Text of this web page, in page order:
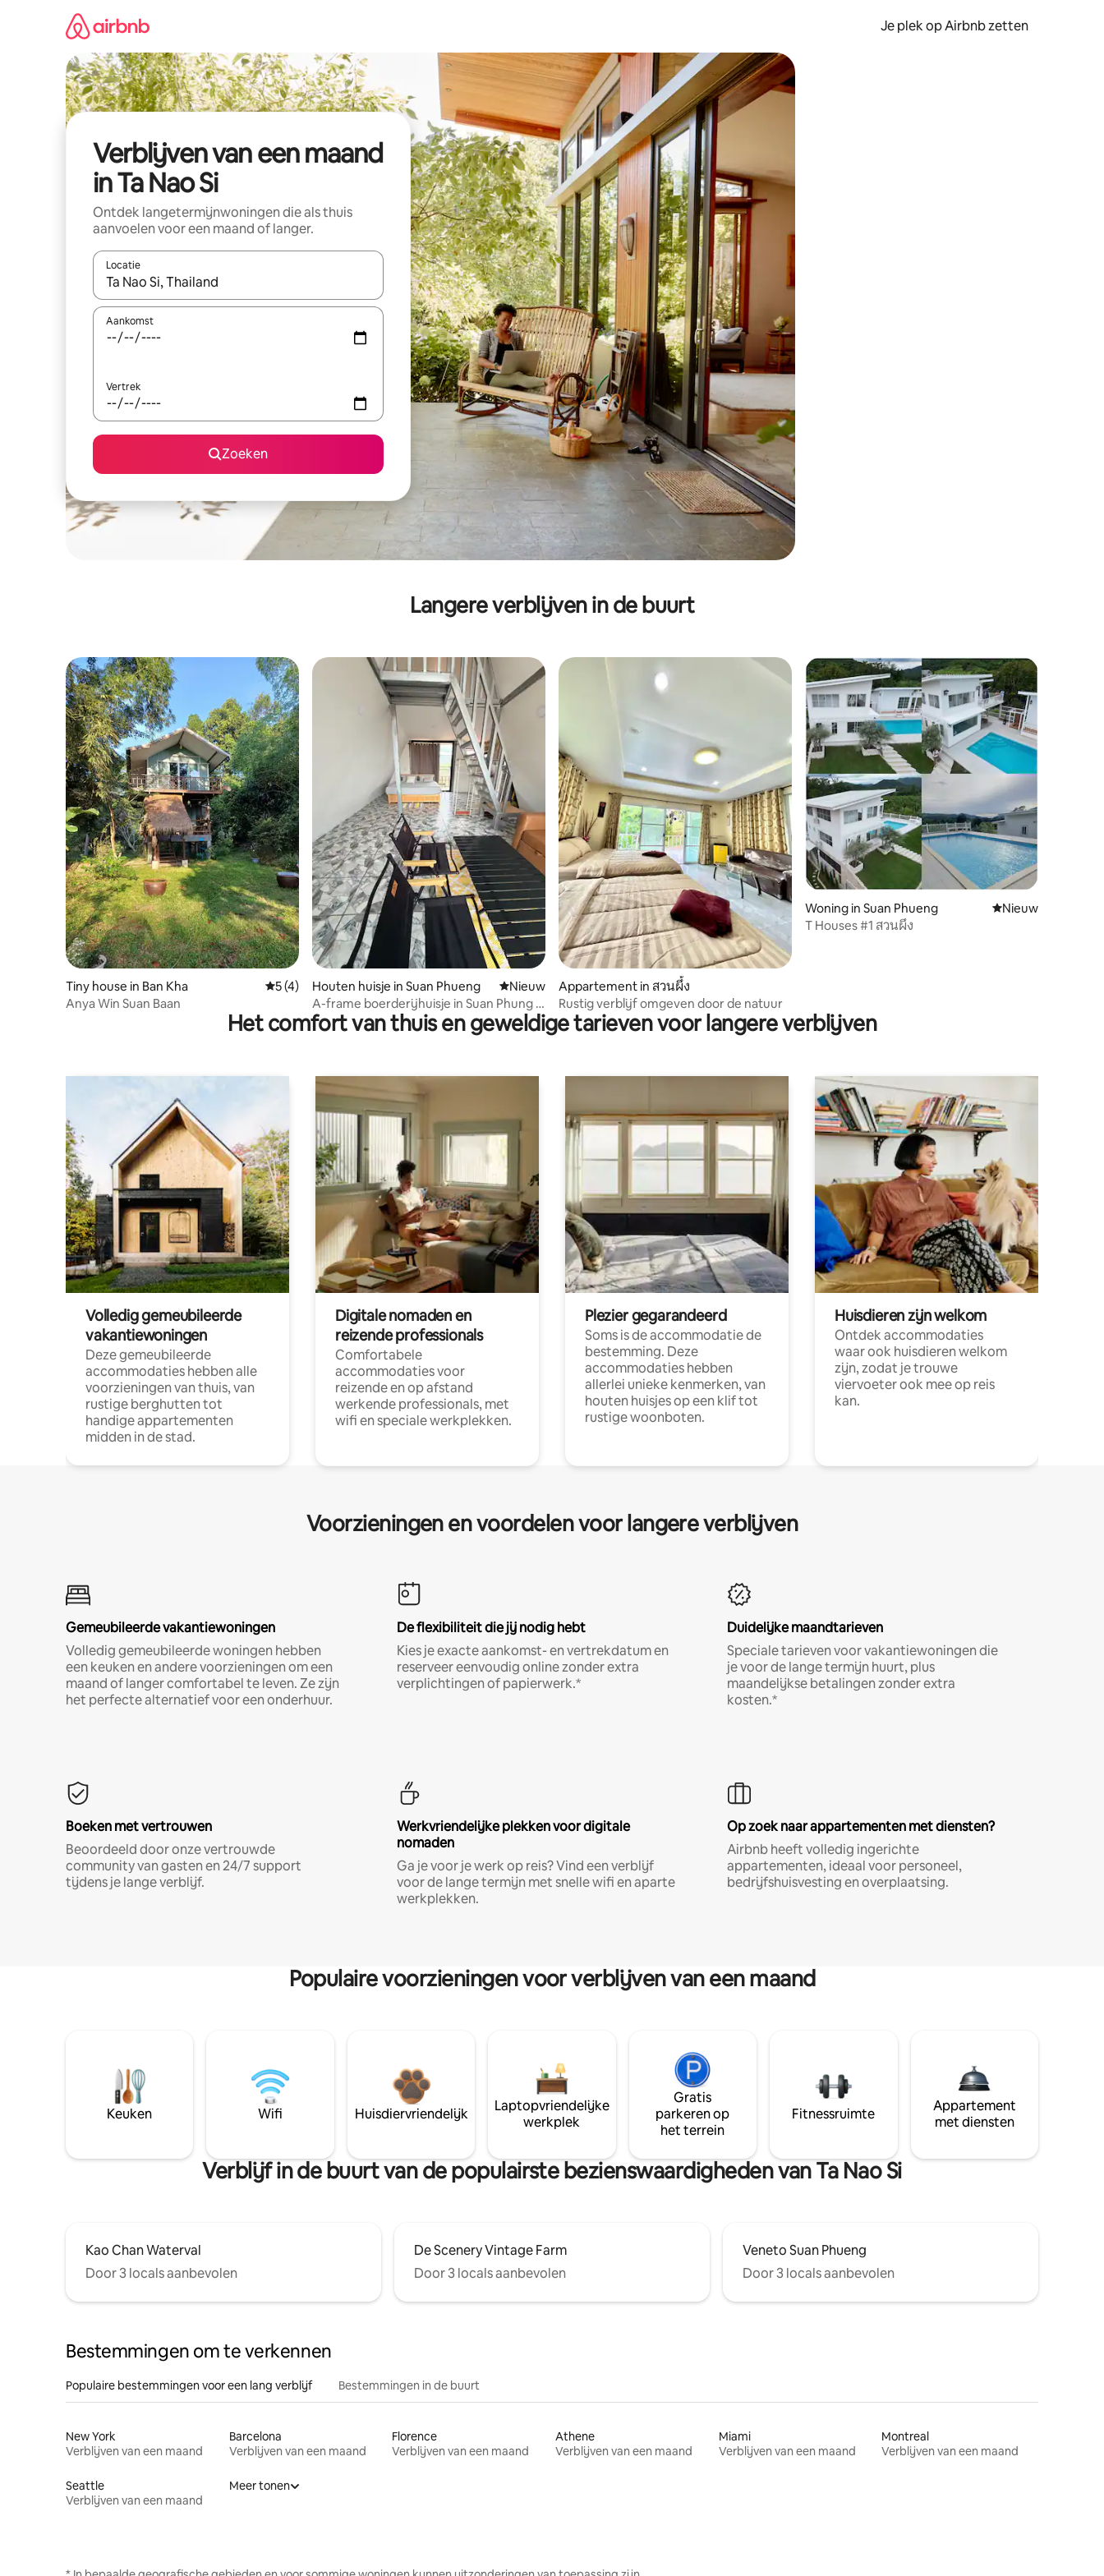
Je plek op Airbnb zetten
Verblijven van een maand
in Ta Nao Si
Ontdek langetermijnwoningen die als thuis
aanvoelen voor een maand of langer.
Locatie
Wanneer er resultaten beschikbaar zijn, maak je een keuze met je de pijltjestoetsen omhoog en omlaag, óf door te tikken of swipen.
Aankomst
Vertrek
Zoeken
Langere verblijven in de buurt
Tiny house in Ban Kha Gemiddelde beoordeling van 5 op 5, 4 recensies
5 (4)
Anya Win Suan Baan
Houten huisje in Suan Phueng Nieuwe accommodatie
Nieuw
A-frame boerderijhuisje in Suan Phung -
Ratchaburi
Appartement in สวนผึ้ง
Rustig verblijf omgeven door de natuur
Woning in Suan Phueng Nieuwe
Nieuw
T Houses #1 สวนผึ้ง
Het comfort van thuis en geweldige tarieven voor langere verblijven
Volledig gemeubileerde
vakantiewoningen
Deze gemeubileerde
accommodaties hebben alle
voorzieningen van thuis, van
rustige berghutten tot
handige appartementen
midden in de stad.
Digitale nomaden en
reizende professionals
Comfortabele
accommodaties voor
reizende en op afstand
werkende professionals, met
wifi en speciale werkplekken.
Plezier gegarandeerd
Soms is de accommodatie de
bestemming. Deze
accommodaties hebben
allerlei unieke kenmerken, van
houten huisjes op een klif tot
rustige woonboten.
Huisdieren zijn welkom
Ontdek accommodaties
waar ook huisdieren welkom
zijn, zodat je trouwe
viervoeter ook mee op reis
kan.
Voorzieningen en voordelen voor langere verblijven
Gemeubileerde vakantiewoningen
Volledig gemeubileerde woningen hebben
een keuken en andere voorzieningen om een
maand of langer comfortabel te leven. Ze zijn
het perfecte alternatief voor een onderhuur.
De flexibiliteit die jij nodig hebt
Kies je exacte aankomst- en vertrekdatum en
reserveer eenvoudig online zonder extra
verplichtingen of papierwerk.*
Duidelijke maandtarieven
Speciale tarieven voor vakantiewoningen die
je voor de lange termijn huurt, plus
maandelijkse betalingen zonder extra
kosten.*
Boeken met vertrouwen
Beoordeeld door onze vertrouwde
community van gasten en 24/7 support
tijdens je lange verblijf.
Werkvriendelijke plekken voor digitale
nomaden
Ga je voor je werk op reis? Vind een verblijf
voor de lange termijn met snelle wifi en aparte
werkplekken.
Op zoek naar appartementen met diensten?
Airbnb heeft volledig ingerichte
appartementen, ideaal voor personeel,
bedrijfshuisvesting en overplaatsing.
Populaire voorzieningen voor verblijven van een maand
Keuken Wifi Huisdiervriendelijk
Laptopvriendelijke
werkplek
Gratis
parkeren op
het terrein
Fitnessruimte
Appartement
met diensten
Verblijf in de buurt van de populairste bezienswaardigheden van Ta Nao Si
Kao Chan Waterval
Door 3 locals aanbevolen
De Scenery Vintage Farm
Door 3 locals aanbevolen
Veneto Suan Phueng
Door 3 locals aanbevolen
Bestemmingen om te verkennen
Populaire bestemmingen voor een lang verblijf Bestemmingen in de buurt
New York
Verblijven van een maand
Barcelona
Verblijven van een maand
Florence
Verblijven van een maand
Athene
Verblijven van een maand
Miami
Verblijven van een maand
Montreal
Verblijven van een maand
Seattle
Verblijven van een maand
Meer tonen